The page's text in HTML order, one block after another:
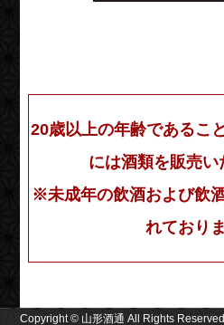
20歳以上の年齢であるこ
には酒類を販売い
※未成年の飲酒および飲
れておりま
Copyright © 山形酒通 All Rights Reserved.